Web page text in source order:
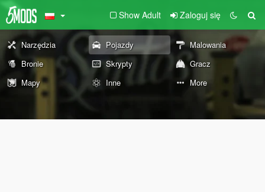
Show Adult Zaloguj się
Narzędzia Pojazdy
Malowania
Bronie
Skrypty
Gracz
Mapy
Inne More